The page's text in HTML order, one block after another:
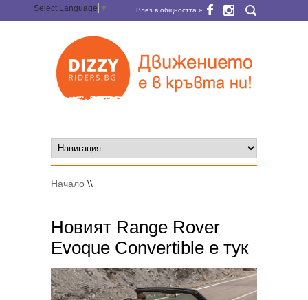
Select Language ▼ Влез в общността »
Начало \\
Новият Range Rover
Evoque Convertible е тук